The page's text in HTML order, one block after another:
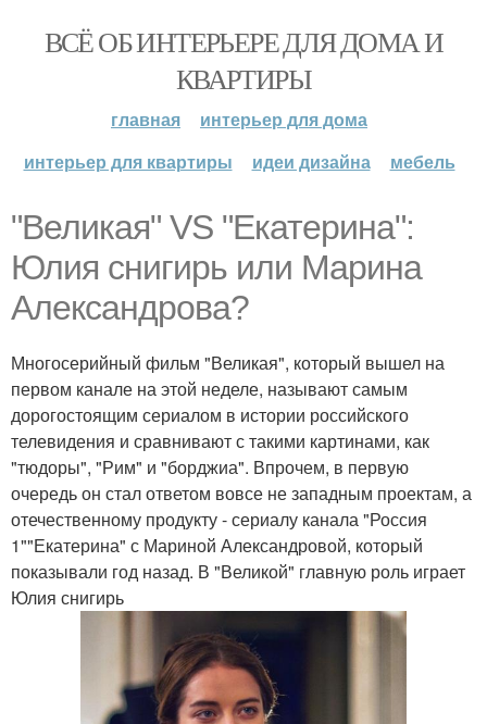
ВСЁ ОБ ИНТЕРЬЕРЕ ДЛЯ ДОМА И
КВАРТИРЫ
главная
интерьер для дома
интерьер для квартиры
идеи дизайна мебель
"Великая" VS "Екатерина":
Юлия снигирь или Марина
Александрова?
Многосерийный фильм "Великая", который вышел на
первом канале на этой неделе, называют самым
дорогостоящим сериалом в истории российского
телевидения и сравнивают с такими картинами, как
"тюдоры", "Рим" и "борджиа". Впрочем, в первую
очередь он стал ответом вовсе не западным проектам, а
отечественному продукту - сериалу канала "Россия
1""Екатерина" с Мариной Александровой, который
показывали год назад. В "Великой" главную роль играет
Юлия снигирь